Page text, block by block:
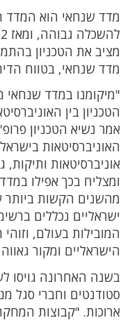
מדד שנחאי הוא המדד
מדד שנחאי, בטווח הדירוגים
"מיקומנו במדד שנחאי
הטכניון בין
אמר נשיא הטכניון
האוניברסיטאות
אוניברסיטאות ותיקות,
מהשנים הקשות ביותר
המובילות בעולם,
הישראליים ומקור גאווה
סטודנטים וחברי סגל
ארוכות. "קבוצות